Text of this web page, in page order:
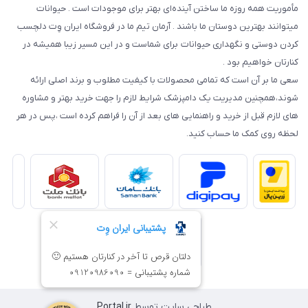
مأموریت همه روزه ما ساختن آینده‌ای بهتر برای موجودات است . حیوانات
میتوانند بهترین دوستان ما باشند . آرمان تیم ما در فروشگاه ایران وِت دلچسب
کردن دوستی و نگهداری حیوانات برای شماست و در این مسیر زیبا همیشه در
کنارتان خواهیم بود .
سعی ما بر آن است که تمامی محصولات با کیفیت مطلوب و برند اصلی ارائه
شوند،همچنین مدیریت یک دامپزشک شرایط لازم را جهت خرید بهتر و مشاوره
های لازم قبل از خرید و راهنمایی های بعد از آن را فراهم کرده است ،پس در هر
لحظه روی کمک ما حساب کنید.